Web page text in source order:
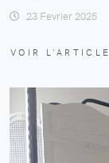
23 Fevrier 2025
VOIR L'ARTICLE